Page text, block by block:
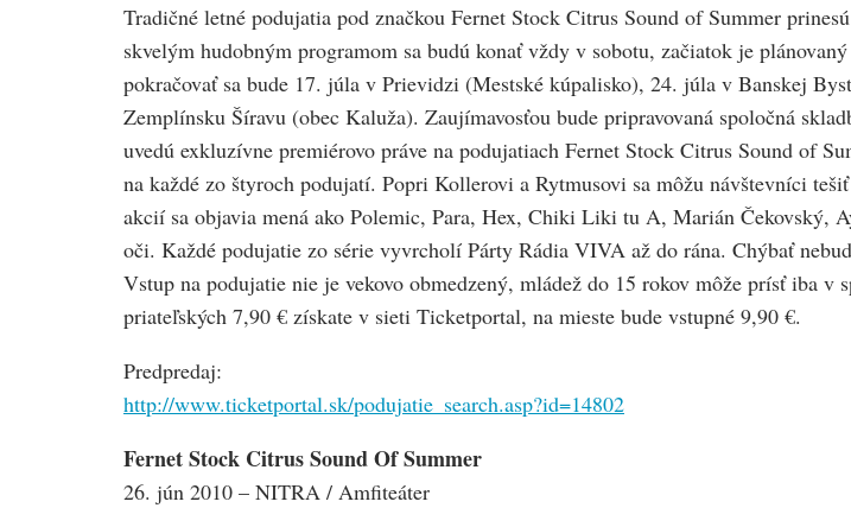
Tradičné letné podujatia pod značkou Fernet Stock Citrus Sound of Summer
skvelým hudobným programom sa budú konať vždy v sobotu, začiatok je
pokračovať sa bude 17. júla v Prievidzi (Mestské kúpalisko), 24. júla v Banskej
Zemplínsku Šíravu (obec Kaluža). Zaujímavosťou bude pripravovaná spoločná
uvedú exkluzívne premiérovo práve na podujatiach Fernet Stock Citrus Sound of
na každé zo štyroch podujatí. Popri Kollerovi a Rytmusovi sa môžu návštevníci
akcií sa objavia mená ako Polemic, Para, Hex, Chiki Liki tu A, Marián Čekovský,
oči. Každé podujatie zo série vyvrcholí Párty Rádia VIVA až do rána. Chýbať
Vstup na podujatie nie je vekovo obmedzený, mládež do 15 rokov môže prísť iba v
priateľských 7,90 € získate v sieti Ticketportal, na mieste bude vstupné 9,90 €.
Predpredaj:
http://www.ticketportal.sk/podujatie_search.asp?id=14802
Fernet Stock Citrus Sound Of Summer
26. jún 2010 – NITRA / Amfiteáter